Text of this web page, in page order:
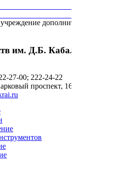
дополнительного
им. Д.Б. Кабалевского»
27-00; 222-24-22
проспект, 16